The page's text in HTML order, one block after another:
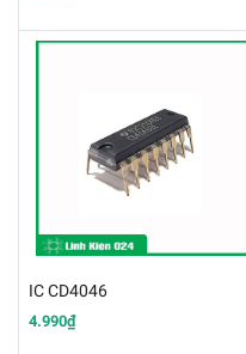
IC CD4046
4.990₫